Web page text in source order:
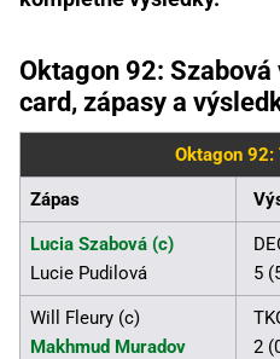
Oktagon 92:
card, zápasy a
Oktagon
Zápas
Lucia Szabová (c)
Lucie Pudilová
5
Will Fleury (c)
Makhmud Muradov
2